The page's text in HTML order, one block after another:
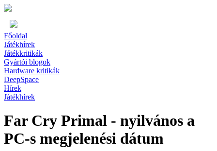
Főoldal
Játékhírek
Játékkritikák
Gyártói blogok
Hardware kritikák
DeepSpace
Hírek
Játékhírek
Far Cry Primal - nyilvános a
PC-s megjelenési dátum